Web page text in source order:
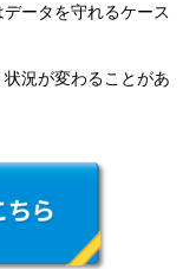
ータを守れるケース
況が変わることがあ